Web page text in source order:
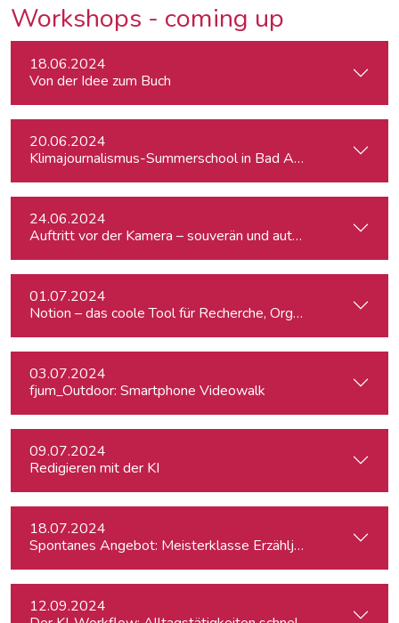
Workshops - coming up
18.06.2024
Von der Idee zum Buch
20.06.2024
Klimajournalismus-Summerschool in Bad Aussee
24.06.2024
Auftritt vor der Kamera – souverän und authentisch
01.07.2024
Notion – das coole Tool für Recherche, Organisation &
03.07.2024
fjum_Outdoor: Smartphone Videowalk
09.07.2024
Redigieren mit der KI
18.07.2024
Spontanes Angebot: Meisterklasse Erzähljournalismus –
12.09.2024